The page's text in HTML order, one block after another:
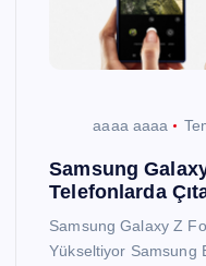
aaaa aaaa
Samsung
Telefonlarda
Samsung Galaxy Z
Yükseltiyor Samsung